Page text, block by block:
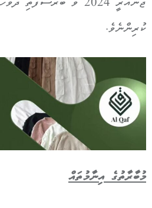
ކުރިންނެވެ.
މުބާރާތުގެ އިނާމުތައް